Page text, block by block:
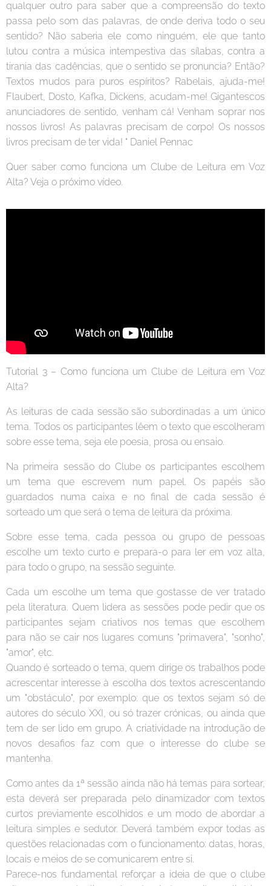
qualquer outro para saber que a compreensão do texto
passa pelo som das palavras, de onde deriva todo o seu
sentido? Não saberia ele como ninguém, ele que tanto
lutou contra a música intempestiva das sílabas, contra a
tirania das cadências, que o sentido se pronuncia? Então?
Textos mudos para puros espíritos? Rabelais, ajuda-me!
Flaubert, Dosto, Kafka, Dickens, acudam-me! Gigantescos
anunciadores de sentido, venham cá! Venham soprar nos
nossos livros! As palavras precisam de corpo! Os nossos
livros precisam de ter vida! " Daniel Pennac
Quer saber como funciona um Clube de Leitura em Voz
Alta? Veja o próximo vídeo.
Tutorial 3 – Como funciona um Clube de Leitura em Voz
Alta?
As leituras de cada sessão são subordinadas a um único
tema. Todos os participantes lêem o texto que escolheram
sobre esse tema, seja ele poesia, prosa ou ensaio.
Na primeira sessão do Clube os participantes escolhem
um tema que escrevem num papel. Os papéis são
guardados numa caixa e no final de cada sessão é
sorteado um que será o tema de leitura da próxima.
Sobre esse tema, cada pessoa ou grupo de pessoas
escolhe um texto curto e prepara-o para ler em voz alta,
para todo o grupo, na sessão seguinte.
Cada um escolhe um tema que gostasse de ver tratado
pela literatura. Quem lidera as sessões pode pedir que os
participantes sejam criativos nos temas que escolhem
para não se cair nos lugares comuns "primavera", "sonho",
"amor", etc.
Quando é sorteado o tema, quem dirige os trabalhos pode
acrescentar interesse à escolha dos textos acrescentando
um "obstáculo", por exemplo: que os textos sejam só de
autores do século XXI, ou só trazer crónicas, ou ainda que
tem de ser lido em grupo. A criatividade na introdução de
novos desafios faz com que o interesse do clube se
mantenha.
Como antes da 1ª sessão ainda não há temas para sortear,
esta deverá ser preparada pelo dinamizador com textos
curtos previamente escolhidos e um modo de abordar a
leitura simples e sedutor. Deverá também expor todas as
questões relacionadas com o funcionamento: datas, horas,
locais e meios de se comunicarem entre si.
Parece-nos fundamental reforçar a ideia de que o clube